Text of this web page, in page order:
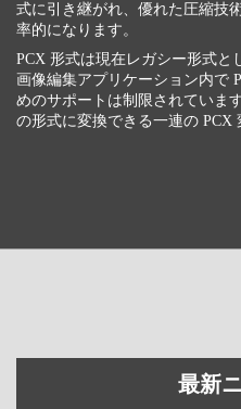
式に引き継がれ、優れた圧縮技
率的になります。
PCX 形式は現在レガシー形式と
画像編集アプリケーション内で
めのサポートは制限されていま
の形式に変換できる一連の PCX
最新